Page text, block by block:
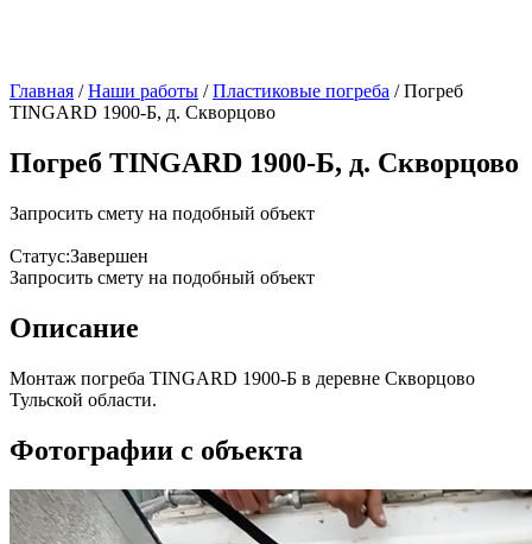
Главная /Наши работы /Пластиковые погреба /Погреб
TINGARD 1900-Б, д. Скворцово
Погреб TINGARD 1900-Б, д. Скворцово
Запросить смету на подобный объект
Статус:Завершен
Запросить смету на подобный объект
Описание
Монтаж погреба TINGARD 1900-Б в деревне Скворцово
Тульской области.
Фотографии с объекта